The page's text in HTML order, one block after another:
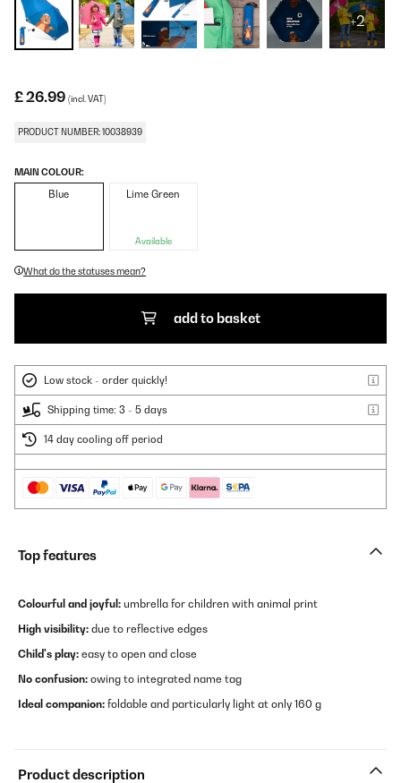
+2
£ 26.99 (incl. VAT)
PRODUCT NUMBER: 10038939
MAIN COLOUR:
Blue Lime Green
Available
What do the statuses mean?
add to basket
Low stock - order quickly!
Shipping time: 3 - 5 days
14 day cooling off period
Top features
Colourful and joyful: umbrella for children with animal print
High visibility: due to reflective edges
Child's play: easy to open and close
No confusion: owing to integrated name tag
Ideal companion: foldable and particularly light at only 160 g
Product description